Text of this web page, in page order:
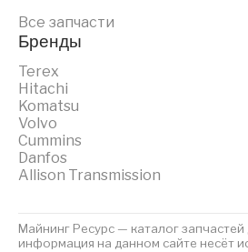
Все запчасти
Бренды
Terex
Hitachi
Komatsu
Volvo
Cummins
Danfos
Allison Transmission
Майнинг Ресурс — каталог запчастей
информация на данном сайте несёт